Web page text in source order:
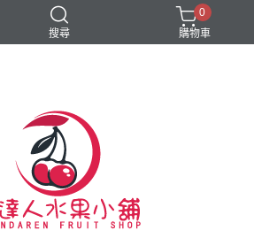
搜尋
0
購物車